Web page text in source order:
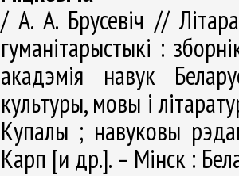
/ А. А. Брусевіч //
гуманітарыстыкі :
акадэмія навук
культуры, мовы і
Купалы ; навуковы
Карп [и др.]. – Мінск :